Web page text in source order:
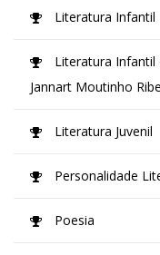
Literatura Infantil
Literatura Infantil
Jannart Moutinho
Literatura Juvenil
Personalidade
Poesia